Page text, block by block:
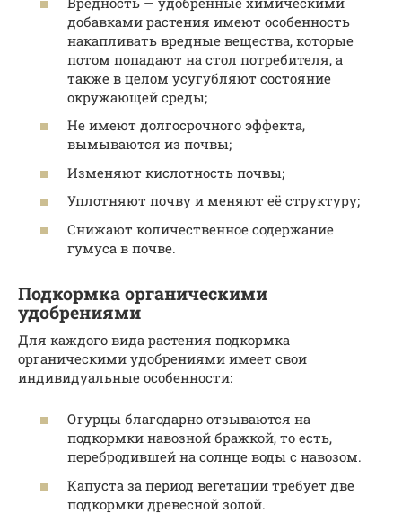
добавками растения имеют особенность
накапливать вредные вещества, которые
потом попадают на стол потребителя, а
также в целом усугубляют состояние
окружающей среды;
Не имеют долгосрочного эффекта,
вымываются из почвы;
Изменяют кислотность почвы;
Уплотняют почву и меняют её структуру;
Снижают количественное содержание
гумуса в почве.
Подкормка органическими
удобрениями
Для каждого вида растения подкормка
органическими удобрениями имеет свои
индивидуальные особенности:
Огурцы благодарно отзываются на
подкормки навозной бражкой, то есть,
перебродившей на солнце воды с навозом.
Капуста за период вегетации требует две
подкормки древесной золой.